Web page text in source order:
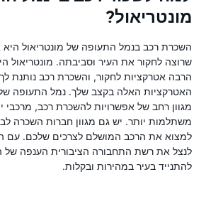
מונטריאול?
השכרת רכב בנמל התעופה של מונטריאול היא
שרוצה לחקור את העיר וסביבתה. מונטריאול
הרבה אטרקציות לחקור, והשכרת רכב נותנת
האטרקציות האלה בקצב שלך. נמל התעופה של
מגוון רחב של אפשרויות להשכרת רכב, מרכבי
משתלמות יותר. יש גם מגוון חברות השכרה
למצוא את הרכב המושלם לצרכים שלכם. עם
לנצל את רשת התחבורה הציבורית הענפה
להתנייד בעיר במהירות ובקלות.